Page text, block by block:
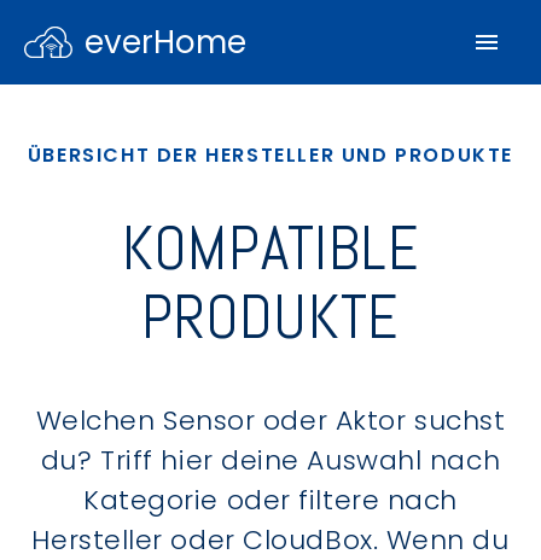
everHome
ÜBERSICHT DER HERSTELLER UND PRODUKTE
KOMPATIBLE
PRODUKTE
Welchen Sensor oder Aktor suchst
du? Triff hier deine Auswahl nach
Kategorie oder filtere nach
Hersteller oder CloudBox. Wenn du